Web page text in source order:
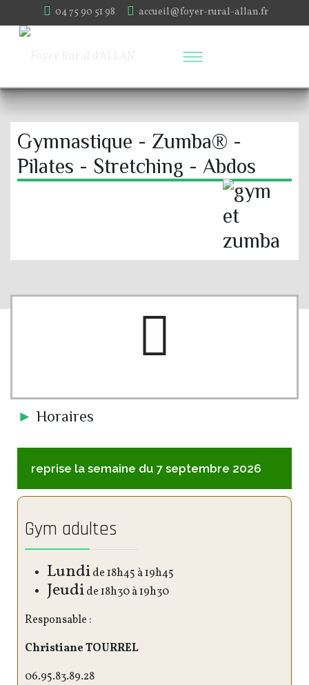
04 75 90 51 98 accueil@foyer-rural-allan.fr
Gymnastique - Zumba® -
Pilates - Stretching - Abdos
► Horaires
reprise la semaine du 7 septembre 2026
Gym adultes
Lundide 18h45 à 19h45
Jeudide 18h30 à 19h30
Responsable :
Christiane TOURREL
06.95.83.89.28